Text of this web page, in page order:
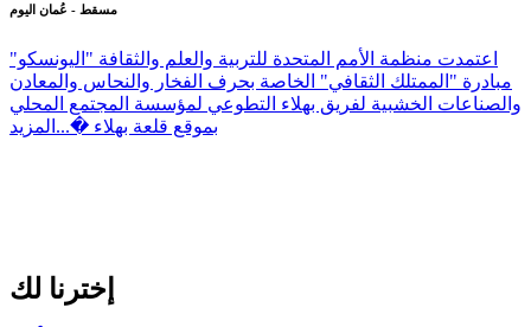
مسقط - عُمان اليوم
اعتمدت منظمة الأمم المتحدة للتربية والعلم والثقافة "اليونسكو"
مبادرة "الممتلك الثقافي" الخاصة بحرف الفخار والنحاس والمعادن
والصناعات الخشبية لفريق بهلاء التطوعي لمؤسسة المجتمع المحلي
بموقع قلعة بهلاء �... المزيد
إخترنا لك